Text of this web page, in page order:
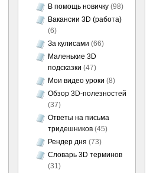
В помощь новичку (98)
Вакансии 3D (работа)
(6)
За кулисами (66)
Маленькие 3D
подсказки (47)
Мои видео уроки (8)
Обзор 3D-полезностей
(37)
Ответы на письма
тридешников (45)
Рендер дня (73)
Словарь 3D терминов
(31)